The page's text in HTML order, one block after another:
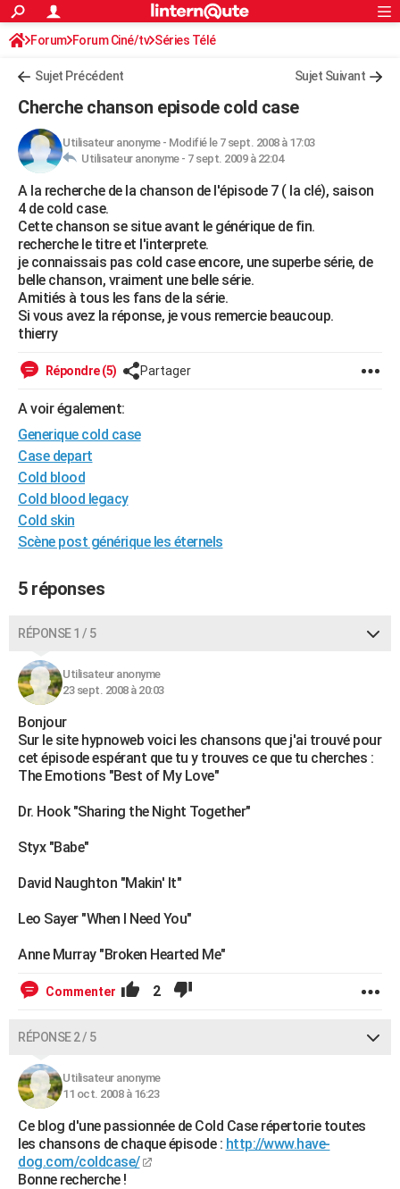
ACTUALITÉS
Politique
Société
Faits Divers
Education
Monde
Villes
+
FINANCE
Retraite
Impôts
Epargne
Immobilier
Risques naturels par ville
Banque
Assurance
Crédit
AUTO
Essais
Réserver un essai
Citadines
Berlines
SUV
Forum auto
+HIGH-TECH
Mobiles
Meilleur smartphone
Internet
Ordinateurs
Jeux vidéo
Guide high-tech
+BRICOLAGE
Forum
Aménagement intérieur
Extérieur
Cuisine
Salle de bains
Jardinage
Rangement
WEEK-END
Guides de France
Escapades
Patrimoine
Expositions
Musées
Week-end nature
+LIFESTYLE
Art de vivre
Bien-être
Modes de vie
Alimentation
Guide de la santé
Maladies
Médicaments
Sommeil
Destinations
City break
Voyage nature
Voyage de noces
Forum
Climat
+
GUIDES D'ACHAT
BONS PLANS
CARTE DE VOEUX
Dictionnaire
Biographies
Citations
Expressions
Proverbes
PROGRAMME TV
COPAINS D'AVANT
S'inscrire
Se connecter
Lycées
Collèges
Primaires
Universités
Entreprises
Service militaire
Avis de recherche
AVIS DE DÉCÈS
Bricolage
Lifestyle
Culture
Sport
Auto
Television
Voyage
Cinema
S'inscrire
Connexion
Forum Forum Ciné/tv Séries Télé
Sujet Précédent Sujet Suivant
Cherche chanson episode cold case
Utilisateur anonyme- Modifié le 7 sept. 2008 à 17:03
Utilisateur anonyme - 7 sept. 2009 à 22:04
A la recherche de la chanson de l'épisode 7 ( la clé), saison
4 de cold case.
Cette chanson se situe avant le générique de fin.
recherche le titre et l'interprete.
je connaissais pas cold case encore, une superbe série, de
belle chanson, vraiment une belle série.
Amitiés à tous les fans de la série.
Si vous avez la réponse, je vous remercie beaucoup.
thierry
Répondre (5) Partager
A voir également:
Generique cold case
Case depart
Cold blood
Cold blood legacy
Cold skin
Scène post générique les éternels
5 réponses
RÉPONSE 1 / 5
Utilisateur anonyme
23 sept. 2008 à 20:03
Bonjour
Sur le site hypnoweb voici les chansons que j'ai trouvé pour
cet épisode espérant que tu y trouves ce que tu cherches :
The Emotions "Best of My Love"
Dr. Hook "Sharing the Night Together"
Styx "Babe"
David Naughton "Makin' It"
Leo Sayer "When I Need You"
Anne Murray "Broken Hearted Me"
Commenter 2
RÉPONSE 2 / 5
Utilisateur anonyme
11 oct. 2008 à 16:23
Ce blog d'une passionnée de Cold Case répertorie toutes
les chansons de chaque épisode : http://www.have-
dog.com/coldcase/
Bonne recherche !